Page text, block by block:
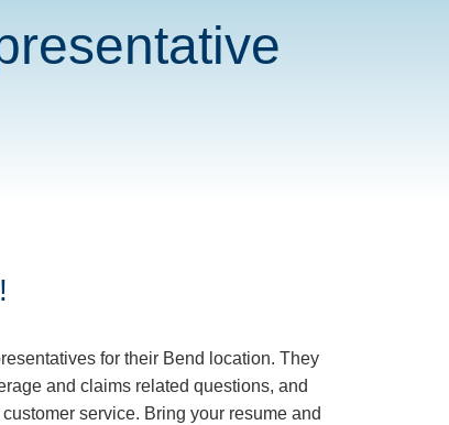
for their Bend location. They
and claims related questions, and
service. Bring your resume and